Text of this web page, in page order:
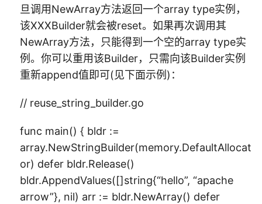
旦调用NewArray方法返回一个array type实例，
该XXXBuilder就会被reset。如果再次调用其
NewArray方法，只能得到一个空的array type实
例。你可以重用该Builder，只需向该Builder实例
重新append值即可(见下面示例)：
// reuse_string_builder.go
func main() { bldr :=
array.NewStringBuilder(memory.DefaultAllocat
or) defer bldr.Release()
bldr.AppendValues([]string{“hello”, “apache
arrow”}, nil) arr := bldr.NewArray() defer